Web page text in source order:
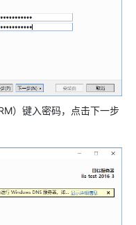
）键入密码，点击下一步